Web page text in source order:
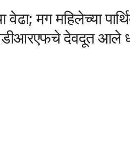
वेढा; मग महिलेच्या
देवदूत आले